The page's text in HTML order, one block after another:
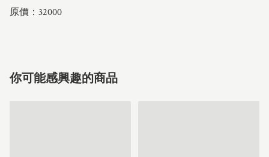
原價：32000
你可能感興趣的商品